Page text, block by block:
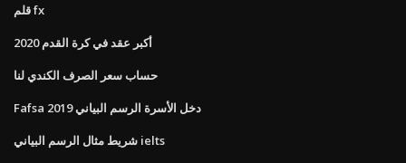
قلم fx
أكبر عقد في كرة القدم 2020
حساب سعر الصرف الكندي لنا
Fafsa دخل الأسرة الرسم البياني 2019
شريط مثال الرسم البياني ielts